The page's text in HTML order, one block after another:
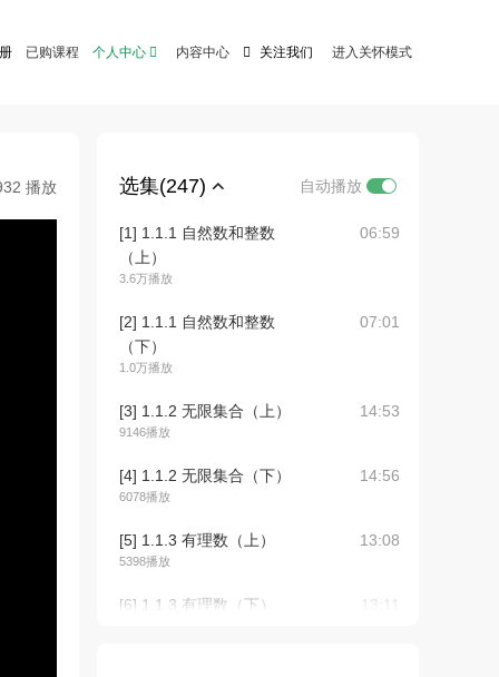
已购课程 个人中心  内容中心  关注我们 进入关怀模式
播放 选集(247) 自动播放
[1] 1.1.1 自然数和整数
（上）
3.6万播放
06:59
[2] 1.1.1 自然数和整数
（下）
1.0万播放
07:01
[3] 1.1.2 无限集合（上）
9146播放
14:53
[4] 1.1.2 无限集合（下）
6078播放
14:56
[5] 1.1.3 有理数（上）
5398播放
13:08
[6] 1.1.3 有理数（下） 13:11